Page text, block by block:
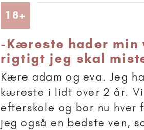
18+
-Kæreste hader min
rigtigt jeg skal
Kære adam og eva. Jeg
kæreste i lidt over 2 år.
efterskole og bor nu hver
jeg også en bedste ven,